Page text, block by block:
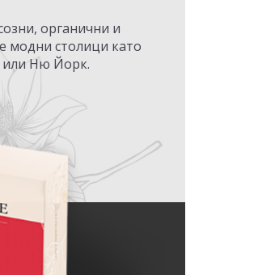
органични и
модни столици като
Ню Йорк.